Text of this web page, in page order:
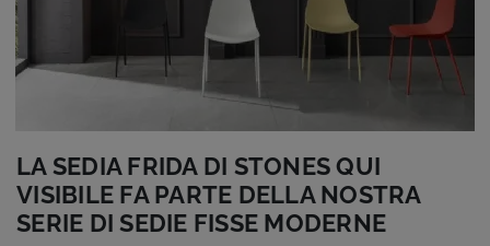
LA SEDIA FRIDA DI STONES QUI
VISIBILE FA PARTE DELLA NOSTRA
SERIE DI SEDIE FISSE MODERNE